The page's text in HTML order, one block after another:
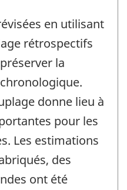
en utilisant
rétrospectifs
la
donne lieu à
pour les
Les estimations
des
ont été